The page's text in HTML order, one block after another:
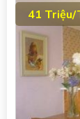
41